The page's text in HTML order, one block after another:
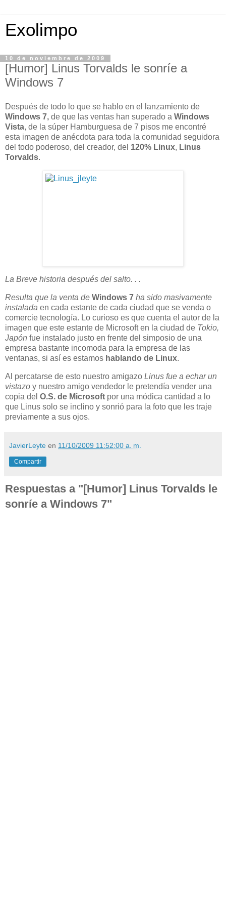
Exolimpo
10 de noviembre de 2009
[Humor] Linus Torvalds le sonríe a
Windows 7
Después de todo lo que se hablo en el lanzamiento de
Windows 7, de que las ventas han superado a Windows
Vista, de la súper Hamburguesa de 7 pisos me encontré
esta imagen de anécdota para toda la comunidad seguidora
del todo poderoso, del creador, del 120% Linux, Linus
Torvalds.
La Breve historia después del salto. . .
Resulta que la venta de Windows 7 ha sido masivamente
instalada en cada estante de cada ciudad que se venda o
comercie tecnología. Lo curioso es que cuenta el autor de la
imagen que este estante de Microsoft en la ciudad de Tokio,
Japón fue instalado justo en frente del simposio de una
empresa bastante incomoda para la empresa de las
ventanas, si así es estamos hablando de Linux.
Al percatarse de esto nuestro amigazo Linus fue a echar un
vistazo y nuestro amigo vendedor le pretendía vender una
copia del O.S. de Microsoft por una módica cantidad a lo
que Linus solo se inclino y sonrió para la foto que les traje
previamente a sus ojos.
JavierLeyte en 11/10/2009 11:52:00 a. m.
Compartir
Respuestas a "[Humor] Linus Torvalds le
sonríe a Windows 7"